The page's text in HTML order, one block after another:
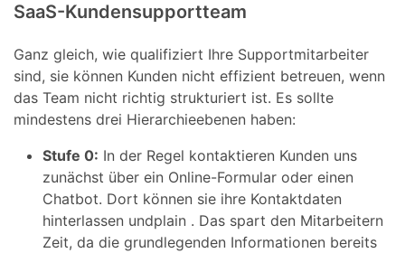
SaaS-Kundensupportteam
Ganz gleich, wie qualifiziert Ihre Supportmitarbeiter
sind, sie können Kunden nicht effizient betreuen, wenn
das Team nicht richtig strukturiert ist. Es sollte
mindestens drei Hierarchieebenen haben:
Stufe 0: In der Regel kontaktieren Kunden uns
zunächst über ein Online-Formular oder einen
Chatbot. Dort können sie ihre Kontaktdaten
hinterlassen undplain . Das spart den Mitarbeitern
Zeit, da die grundlegenden Informationen bereits